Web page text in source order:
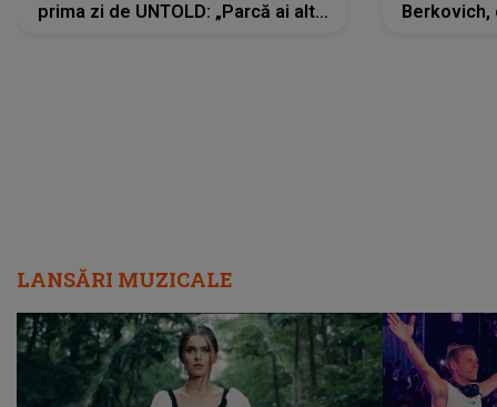
prima zi de UNTOLD: „Parcă ai altă
LANSĂRI MUZICALE